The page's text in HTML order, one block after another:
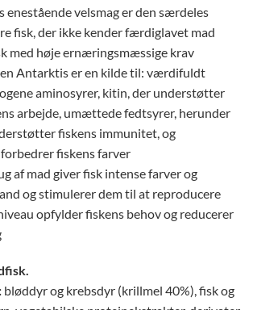
enestående velsmag er den særdeles
fisk, der ikke kender færdiglavet mad
med høje ernæringsmæssige krav
Antarktis er en kilde til: værdifuldt
aminosyrer, kitin, der understøtter
arbejde, umættede fedtsyrer, herunder
fiskens immunitet, og
fiskens farver
af mad giver fisk intense farver og
og stimulerer dem til at reproducere
opfylder fiskens behov og reducerer
bløddyr og krebsdyr (krillmel 40%), fisk og